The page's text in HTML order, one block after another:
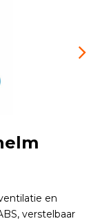
en
verstelbaar